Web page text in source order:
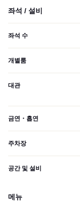
좌석 / 설비
좌석 수
개별룸
대관
금연・흡연
주차장
공간 및 설비
메뉴